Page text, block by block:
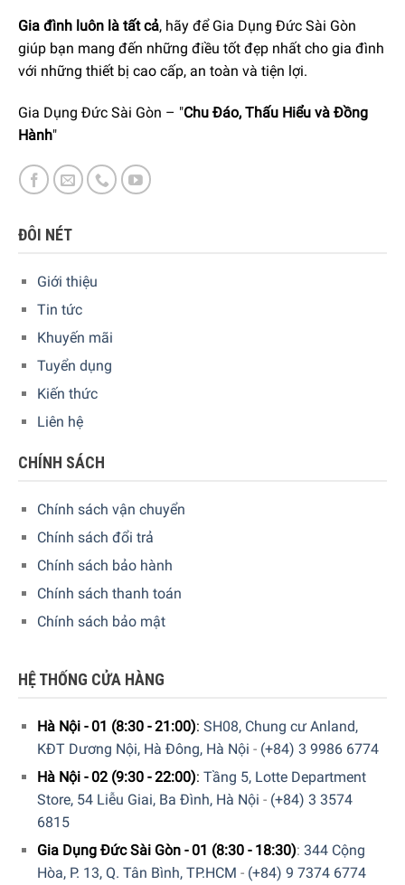
Nếu bạn tắt bếp, bếp sẽ lưu cài đặt được chọn cuối cùng
trong thời gian ngắn, các cài đặt gốc vẫn có sẵn.
phẩm một cách hoàn hảo. Cảm biến này điều chỉnh nhiệt
độ trên 4 mức chiên hoặc 9 chương trình và cũng tự động
Bắt đầu nấu ăn mà không cần chờ đợi.
tự động hiển thị vùng nấu tương ứng trên bảng điều khiển.
Chỉ cần nhấn nút là bạn có thể bắt đầu nấu.
17 mức công suất: phù hợp cho mọi loại thực phẩm.
Bếp từ Bosch PIF675FC1Evới 17 mức công suất, đây là
mức kiểm soát nhiệt năng chính xác phù hợp với mọi nhu
cầu nướng và mọi loại thực phẩm.
Quý vị hãy gọi điện trực tiếp vào Hotline:1900
6774hoặc039 222 6774để nhận được những tư vấn chi
Gia đình luôn là tất cả, hãy để Gia Dụng Đức Sài Gòn
giúp bạn mang đến những điều tốt đẹp nhất cho gia đình
với những thiết bị cao cấp, an toàn và tiện lợi.
Gia Dụng Đức Sài Gòn – "Chu Đáo, Thấu Hiểu và Đồng
Hành"
ĐÔI NÉT
Giới thiệu
Tin tức
Khuyến mãi
Tuyển dụng
Kiến thức
Liên hệ
CHÍNH SÁCH
Chính sách vận chuyển
Chính sách đổi trả
Chính sách bảo hành
Chính sách thanh toán
Chính sách bảo mật
HỆ THỐNG CỬA HÀNG
Hà Nội - 01 (8:30 - 21:00): SH08, Chung cư Anland,
KĐT Dương Nội, Hà Đông, Hà Nội - (+84) 3 9986 6774
Hà Nội - 02 (9:30 - 22:00): Tầng 5, Lotte Department
Store, 54 Liễu Giai, Ba Đình, Hà Nội - (+84) 3 3574
6815
Gia Dụng Đức Sài Gòn - 01 (8:30 - 18:30): 344 Cộng
Hòa, P. 13, Q. Tân Bình, TP.HCM - (+84) 9 7374 6774